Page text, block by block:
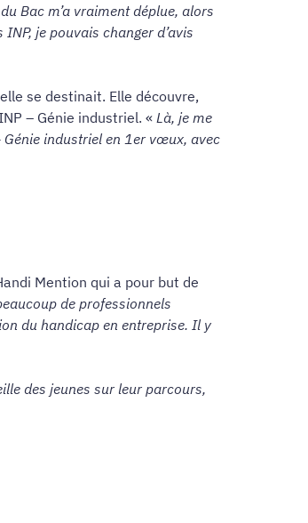
Bac m’a vraiment déplue, alors
je pouvais changer d’avis
se destinait. Elle découvre,
– Génie industriel. « Là, je me
Génie industrielen 1er vœux, avec
Mention qui a pour but de
de professionnels
du handicap en entreprise. Il y
des jeunes sur leur parcours,